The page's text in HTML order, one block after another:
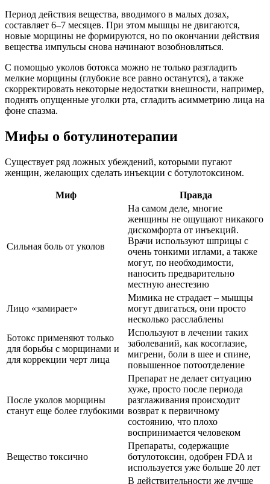
Период действия вещества, вводимого в малых дозах,
составляет 6–7 месяцев. При этом мышцы не двигаются,
новые морщины не формируются, но по окончании действия
вещества импульсы снова начинают возобновляться.
С помощью уколов ботокса можно не только разгладить
мелкие морщины (глубокие все равно останутся), а также
скорректировать некоторые недостатки внешности, например,
поднять опущенные уголки рта, сгладить асимметрию лица на
фоне спазма.
Мифы о ботулинотерапии
Существует ряд ложных убеждений, которыми пугают
женщин, желающих сделать инъекции с ботулотоксином.
Миф Правда
Сильная боль от уколов
На самом деле, многие
женщины не ощущают никакого
дискомфорта от инъекций.
Врачи используют шприцы с
очень тонкими иглами, а также
могут, по необходимости,
наносить предварительно
местную анестезию
Лицо «замирает»
Мимика не страдает – мышцы
могут двигаться, они просто
несколько расслаблены
Ботокс применяют только
для борьбы с морщинами и
для коррекции черт лица
Используют в лечении таких
заболеваний, как косоглазие,
мигрени, боли в шее и спине,
повышенное потоотделение
После уколов морщины
станут еще более глубокими
Препарат не делает ситуацию
хуже, просто после периода
разглаживания происходит
возврат к первичному
состоянию, что плохо
воспринимается человеком
Вещество токсично
Препараты, содержащие
ботулотоксин, одобрен FDA и
используется уже больше 20 лет
В действительности же лучше